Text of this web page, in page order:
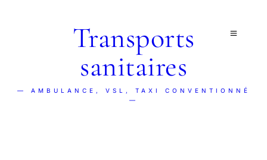
Transports
sanitaires
— AMBULANCE, VSL, TAXI CONVENTIONNÉ
—